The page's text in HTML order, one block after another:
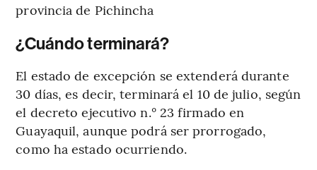
provincia de Pichincha
¿Cuándo terminará?
El estado de excepción se extenderá durante
30 días, es decir, terminará el 10 de julio, según
el decreto ejecutivo n.° 23 firmado en
Guayaquil, aunque podrá ser prorrogado,
como ha estado ocurriendo.